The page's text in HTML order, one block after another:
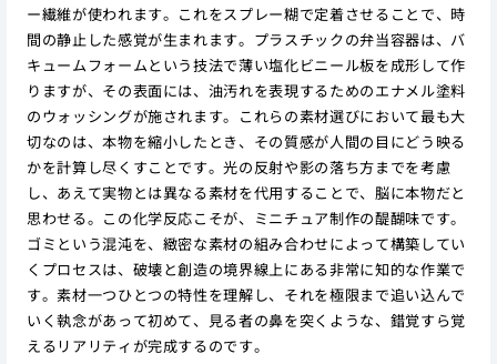
ー繊維が使われます。これをスプレー糊で定着させることで、時
間の静止した感覚が生まれます。プラスチックの弁当容器は、バ
キュームフォームという技法で薄い塩化ビニール板を成形して作
りますが、その表面には、油汚れを表現するためのエナメル塗料
のウォッシングが施されます。これらの素材選びにおいて最も大
切なのは、本物を縮小したとき、その質感が人間の目にどう映る
かを計算し尽くすことです。光の反射や影の落ち方までを考慮
し、あえて実物とは異なる素材を代用することで、脳に本物だと
思わせる。この化学反応こそが、ミニチュア制作の醍醐味です。
ゴミという混沌を、緻密な素材の組み合わせによって構築してい
くプロセスは、破壊と創造の境界線上にある非常に知的な作業で
す。素材一つひとつの特性を理解し、それを極限まで追い込んで
いく執念があって初めて、見る者の鼻を突くような、錯覚すら覚
えるリアリティが完成するのです。